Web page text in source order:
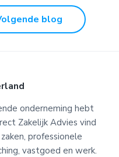
blog
onderneming hebt
Zakelijk Advies vind
professionele
vastgoed en werk.